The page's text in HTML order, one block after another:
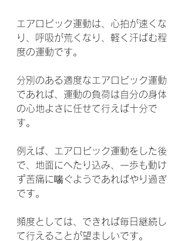
エアロビック運動は、心拍が速くな
り、呼吸が荒くなり、軽く汗ばむ程
度の運動です。
分別のある適度なエアロビック運動
であれば、運動の負荷は自分の身体
の心地よさに任せて行えば十分で
す。
例えば、エアロビック運動をした後
で、地面にへたり込み、一歩も動け
ず苦痛に喘ぐようであればやり過ぎ
です。
頻度としては、できれば毎日継続し
て行えることが望ましいです。